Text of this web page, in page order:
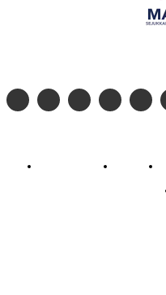
Profil Madu TV Redaksi